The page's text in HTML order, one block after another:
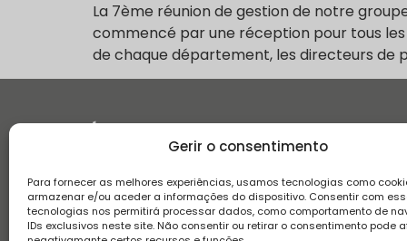
Gerir o consentimento
Para fornecer as melhores experiências, usamos tecnologias como
armazenar e/ou aceder a informações do dispositivo. Consentir com
tecnologias nos permitirá processar dados, como comportamento de
IDs exclusivos neste site. Não consentir ou retirar o consentimento pode
La 7ème réunion de gestion de notre
commencé par une réception pour tous
de chaque département, les directeurs de